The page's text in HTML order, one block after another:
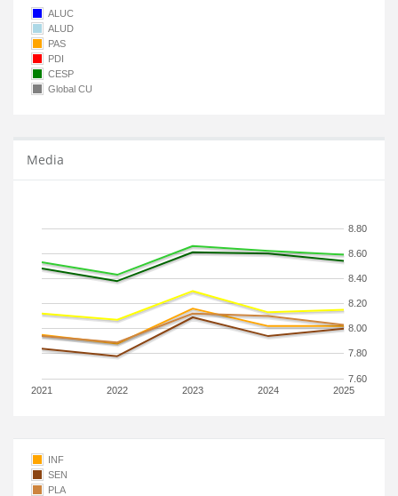
ALUC
ALUD
PAS
PDI
CESP
Global CU
Media
2021 2022 2023 2024 2025
7.60
7.80
8.00
8.20
8.40
8.60
8.80
INF
SEN
PLA